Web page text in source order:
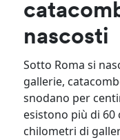
nascosti
Sotto Roma si
gallerie,
snodano per
esistono più di 60
chilometri di